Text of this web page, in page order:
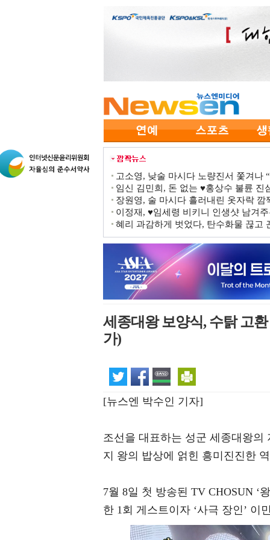
고소영, 낮술 마시다 노량진서 쫓겨나
임신 김민희, 돈 없는 ♥홍상수 불륜
장원영, 술 마시다 흘러내린 옷자락
이정재, ♥임세령 비키니 인생샷 남겨
혜리 과감하게 벗었다, 탄수화물 끊고
세종대왕 보양식, 수탉 고
가)
[뉴스엔 박수인 기자]
조선을 대표하는 성군 세종대왕의
지 왕의 밥상에 얽힌 흥미진진한
7월 8일 첫 방송된 TV CHOSUN ‘
한 1회 게스트이자 ‘사극 장인’